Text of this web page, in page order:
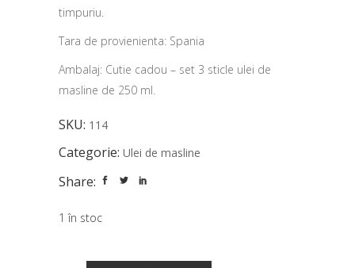
timpuriu.
Tara de provienienta: Spania
Ambalaj: Cutie cadou – set 3 sticle ulei de
masline de 250 ml.
SKU: 114
Categorie: Ulei de masline
Share:
1 în stoc